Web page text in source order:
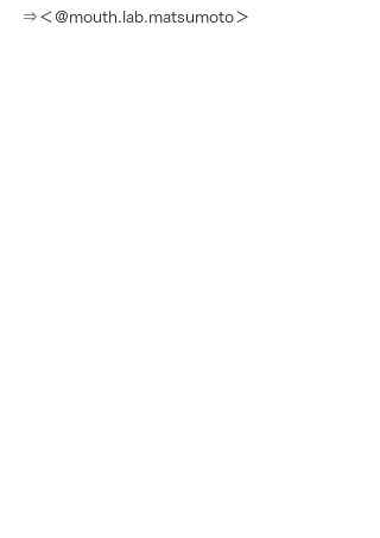
⇒＜@mouth.lab.matsumoto＞